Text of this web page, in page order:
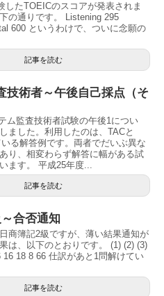
したTOEICのスコアが発表されま
の通りです。 Listening 295
600 というわけで、ついに念願の
記事を読む
技術者～午後自己採点（そ
ム監査技術者試験の午後1につい
ました。利用したのは、TACと
る解答例です。両者でだいぶ異な
り、相変わらず解答に幅がある試
ます。 平成25年度...
記事を読む
合否通知
商簿記2級ですが、薄い結果通知が
は、以下のとおりです。 (1) (2) (3)
16 18 8 66 仕訳があと1問解けてい
記事を読む